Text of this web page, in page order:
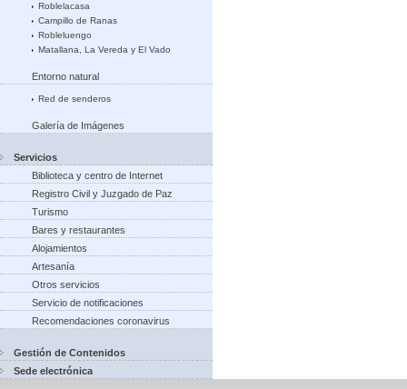
Roblelacasa
Campillo de Ranas
Robleluengo
Matallana, La Vereda y El Vado
Entorno natural
Red de senderos
Galería de Imágenes
Servicios
Biblioteca y centro de Internet
Registro Civil y Juzgado de Paz
Turismo
Bares y restaurantes
Alojamientos
Artesanía
Otros servicios
Servicio de notificaciones
Recomendaciones coronavirus
Gestión de Contenidos
Sede electrónica